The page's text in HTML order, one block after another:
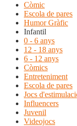
Còmic
Escola de pares
Humor Gràfic
Infantil
0 - 6 anys
12 - 18 anys
6 - 12 anys
Còmics
Entreteniment
Escola de pares
Jocs
Influencers
Juvenil
Videojocs